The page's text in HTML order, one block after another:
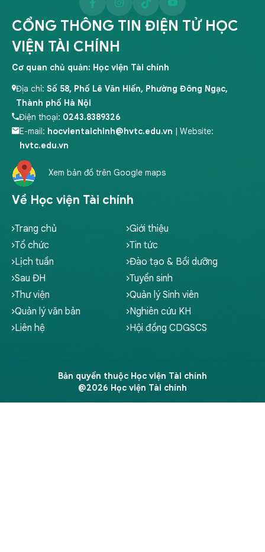
Về Học viện Tài chính
Trang chủ
Giới thiệu
Tổ chức
Tin tức
Lịch tuần
Đào tạo & Bồi dưỡng
Sau ĐH
Tuyển sinh
Thư viện
Quản lý Sinh viên
Quản lý văn bản
Nghiên cứu KH
Liên hệ
Hội đồng CDGSCS
CỔNG THÔNG TIN ĐIỆN TỬ HỌC
VIỆN TÀI CHÍNH
Cơ quan chủ quản: Học viện Tài chính
Địa chỉ: Số 58, Phố Lê Văn Hiến, Phường Đông Ngạc,
Thành phố Hà Nội
Điện thoại: 0243.8389326
E-mail: hocvientaichinh@hvtc.edu.vn
| Website:
hvtc.edu.vn
Xem bản đồ trên Google maps
Bản quyền thuộc Học viện Tài chính
@2026 Học viện Tài chính